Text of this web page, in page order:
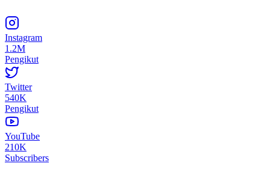
Instagram
1.2M
Pengikut
Twitter
540K
Pengikut
YouTube
210K
Subscribers